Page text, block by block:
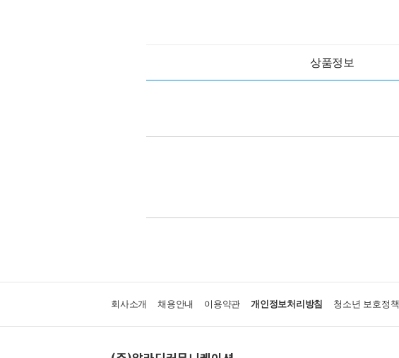
상품정보
회사소개 채용안내 이용약관 개인정보처리방침 청소년 보호정책